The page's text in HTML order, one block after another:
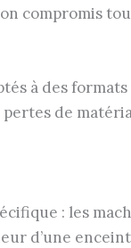
compromis
à des
de
: les
d’une